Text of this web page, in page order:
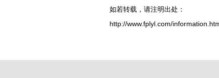
如若转载，请注明出处：
http://www.fplyl.com/